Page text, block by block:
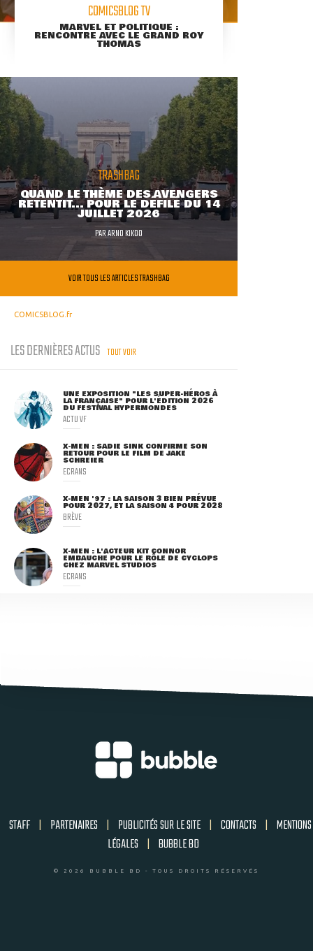
COMICSBLOG TV
MARVEL ET POLITIQUE :
RENCONTRE AVEC LE GRAND ROY
THOMAS
TRASHBAG
QUAND LE THÈME DES AVENGERS
RETENTIT... POUR LE DÉFILÉ DU 14
JUILLET 2026
PARARNO KIKOO
VOIR TOUS LES ARTICLES TRASHBAG
COMICSBLOG.fr
LES DERNIÈRES ACTUS TOUT VOIR
UNE EXPOSITION "LES SUPER-HÉROS À
LA FRANÇAISE" POUR L'ÉDITION 2026
DU FESTIVAL HYPERMONDES
ACTU VF
X-MEN : SADIE SINK CONFIRME SON
RETOUR POUR LE FILM DE JAKE
SCHREIER
ECRANS
X-MEN '97 : LA SAISON 3 BIEN PRÉVUE
POUR 2027, ET LA SAISON 4 POUR 2028
BRÈVE
X-MEN : L'ACTEUR KIT CONNOR
EMBAUCHÉ POUR LE RÔLE DE CYCLOPS
CHEZ MARVEL STUDIOS
ECRANS
STAFF | PARTENAIRES | PUBLICITÉS SUR LE SITE | CONTACTS | MENTIONS
LÉGALES | BUBBLE BD
© 2026 BUBBLE BD - TOUS DROITS RÉSERVÉS